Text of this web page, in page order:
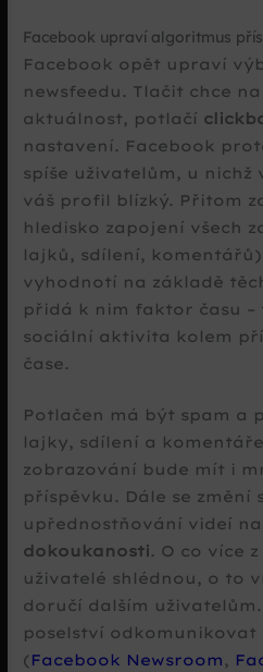
Facebook upraví algoritmus
Facebook opět upraví
newsfeedu. Tlačit chce
aktuálnost, potlačí
nastavení. Facebook
spíše uživatelům, u nichž
váš profil blízký. Přitom
hledisko zapojení všech
lajků, sdílení,
vyhodnotí na základě
přidá k nim faktor času –
sociální aktivita kolem
čase.
Potlačen má být spam a
lajky, sdílení a
zobrazování bude mít i
příspěvku. Dále se změní
upřednostňování videí
dokoukanosti. O co více
uživatelé shlédnou, o to
doručí dalším
poselství
( Facebook Newsroom ,